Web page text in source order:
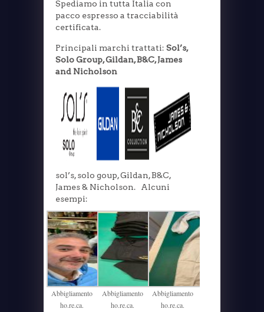
Spediamo in tutta Italia con
pacco espresso a tracciabilità
certificata.
Principali marchi trattati: Sol’s,
Solo Group, Gildan, B&C, James
and Nicholson
sol’s, solo goup, Gildan, B&C,
James & Nicholson. Alcuni
esempi:
Abbigliamento
ho.re.ca.
Abbigliamento
ho.re.ca.
Abbigliamento
ho.re.ca.